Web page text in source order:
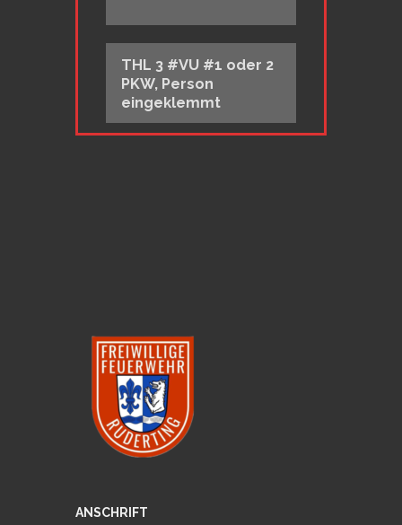
THL 3 #VU #1 oder 2
PKW, Person
eingeklemmt
ANSCHRIFT